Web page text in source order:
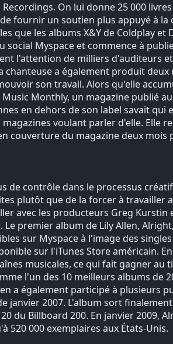
Recordings. On lui donne 25 000
fournir un soutien plus appuyé à
que les albums X&Y de Coldplay et
social Myspace et commence à
l'attention de milliers d'auditeurs
chanteuse a également produit deux
son travail. Alors qu'elle
Monthly, un magazine publié
en dehors de son label savait qui
voulant parler d'elle. Elle
couverture du magazine deux mois
de contrôle dans le processus
plutôt que de la forcer à travailler
avec les producteurs Greg Kurstin
Le premier album de Lily Allen,
sur Myspace à l'image des singles
sur l'iTunes Store américain.
musicales, ce qui fait gagner au
l'un des 10 meilleurs albums de
a également participé à plusieurs
janvier 2007. L'album sort
du Billboard 200. En janvier 2009,
520 000 exemplaires aux États-Unis.